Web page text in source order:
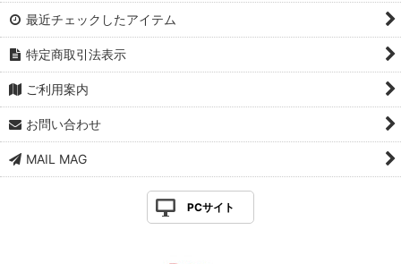
最近チェックしたアイテム
特定商取引法表示
ご利用案内
お問い合わせ
MAIL MAG
PCサイト